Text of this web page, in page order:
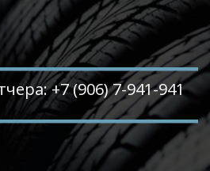
+7 (906) 7-941-941